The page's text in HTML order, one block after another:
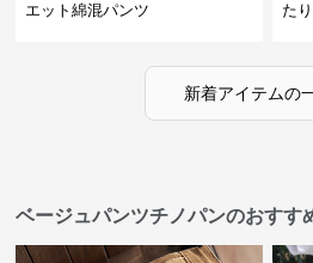
エット綿混パンツ
た
新着アイテムの
ベージュパンツチノパンのおすす